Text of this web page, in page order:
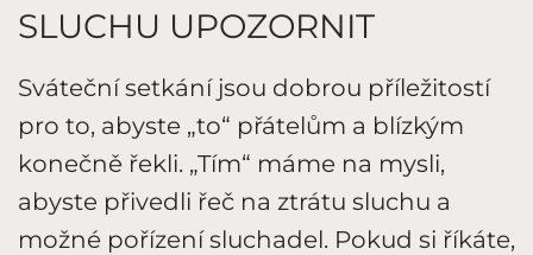
SLUCHU UPOZORNIT
Sváteční setkání jsou dobrou příležitostí
pro to, abyste „to“ přátelům a blízkým
konečně řekli. „Tím“ máme na mysli,
abyste přivedli řeč na ztrátu sluchu a
možné pořízení sluchadel. Pokud si říkáte,